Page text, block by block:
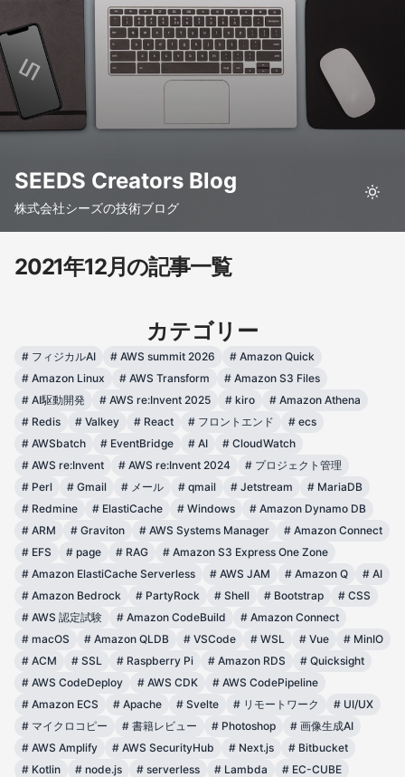
SEEDS Creators Blog
株式会社シーズの技術ブログ
2021年12月の記事一覧
カテゴリー
# フィジカルAI # AWS summit 2026 # Amazon Quick
# Amazon Linux # AWS Transform # Amazon S3 Files
# AI駆動開発 # AWS re:Invent 2025 # kiro # Amazon Athena
# Redis # Valkey # React # フロントエンド # ecs
# AWSbatch # EventBridge # AI # CloudWatch
# AWS re:Invent # AWS re:Invent 2024 # プロジェクト管理
# Perl # Gmail # メール # qmail # Jetstream # MariaDB
# Redmine # ElastiCache # Windows # Amazon Dynamo DB
# ARM # Graviton # AWS Systems Manager # Amazon Connect
# EFS # page # RAG # Amazon S3 Express One Zone
# Amazon ElastiCache Serverless # AWS JAM # Amazon Q # AI
# Amazon Bedrock # PartyRock # Shell # Bootstrap # CSS
# AWS 認定試験 # Amazon CodeBuild # Amazon Connect
# macOS # Amazon QLDB # VSCode # WSL # Vue # MinIO
# ACM # SSL # Raspberry Pi # Amazon RDS # Quicksight
# AWS CodeDeploy # AWS CDK # AWS CodePipeline
# Amazon ECS # Apache # Svelte # リモートワーク # UI/UX
# マイクロコピー # 書籍レビュー # Photoshop # 画像生成AI
# AWS Amplify # AWS SecurityHub # Next.js # Bitbucket
# Kotlin # node.js # serverless # Lambda # EC-CUBE